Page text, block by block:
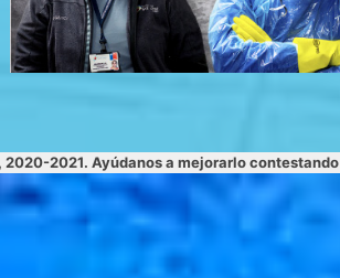
2021. Ayúdanos a mejorarlo contestando